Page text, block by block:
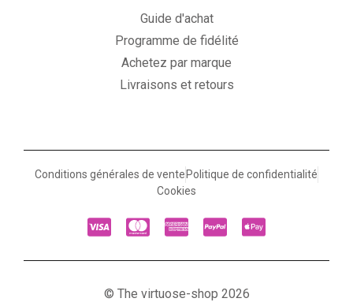
Guide d'achat
Programme de fidélité
Achetez par marque
Livraisons et retours
Conditions générales de vente Politique de confidentialité
Cookies
© The virtuose-shop 2026